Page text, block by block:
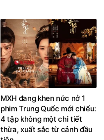
MXH đang khen nức nở 1
phim Trung Quốc mới chiếu:
4 tập không một chi tiết
thừa, xuất sắc từ cảnh đầu